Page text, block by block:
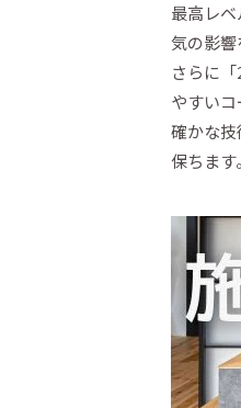
最高レ
気の影響
さらに
やすい
確かな
保ちます。